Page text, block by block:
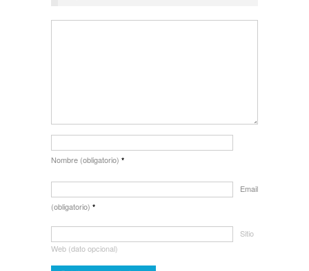
Nombre (obligatorio) *
Email
(obligatorio) *
Sitio
Web (dato opcional)